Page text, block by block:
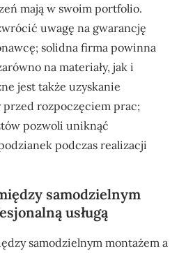
mają w swoim portfolio.
uwagę na gwarancję
solidna firma powinna
na materiały, jak i
jest także uzyskanie
przed rozpoczęciem prac;
pozwoli uniknąć
podczas realizacji
samodzielnym
usługą
samodzielnym montażem a